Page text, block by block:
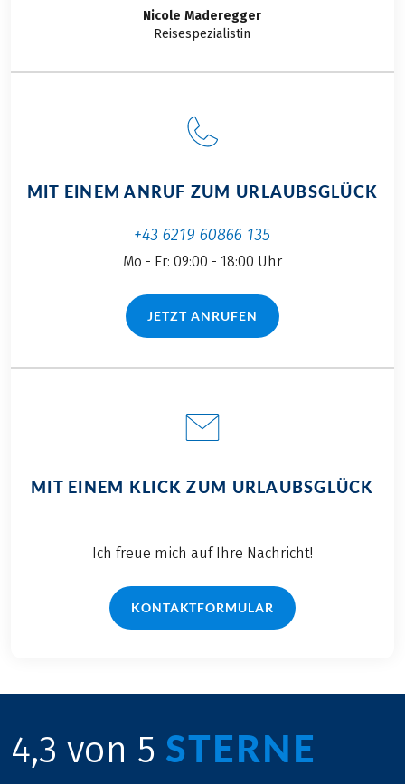
Nicole Maderegger
Reisespezialistin
MIT EINEM ANRUF ZUM URLAUBSGLÜCK
+43 6219 60866 135
Mo - Fr: 09:00 - 18:00 Uhr
JETZT ANRUFEN(LINK ÖFFNET IN NEUEM TAB)
MIT EINEM KLICK ZUM URLAUBSGLÜCK
Ich freue mich auf Ihre Nachricht!
KONTAKTFORMULAR
4,3 von 5 STERNE